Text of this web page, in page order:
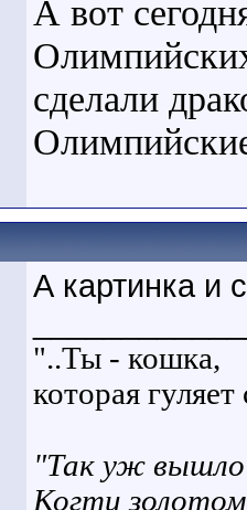
А вот
сделали
А картинка и
"..Ты - кошка,
которая
"Так уж вышло
Когти